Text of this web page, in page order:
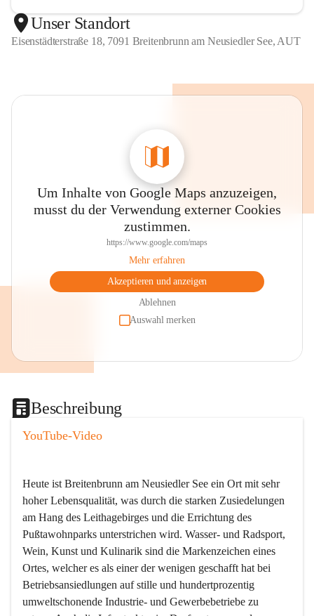
Unser Standort
Eisenstädterstraße 18, 7091 Breitenbrunn am Neusiedler See, AUT
Um Inhalte von Google Maps anzuzeigen,
musst du der Verwendung externer Cookies
zustimmen.
https://www.google.com/maps
Mehr erfahren
Akzeptieren und anzeigen
Ablehnen
Auswahl merken
Beschreibung
YouTube-Video
Heute ist Breitenbrunn am Neusiedler See ein Ort mit sehr
hoher Lebensqualität, was durch die starken Zusiedelungen
am Hang des Leithagebirges und die Errichtung des
Pußtawohnparks unterstrichen wird. Wasser- und Radsport,
Wein, Kunst und Kulinarik sind die Markenzeichen eines
Ortes, welcher es als einer der wenigen geschafft hat bei
Betriebsansiedlungen auf stille und hundertprozentig
umweltschonende Industrie- und Gewerbebetriebe zu